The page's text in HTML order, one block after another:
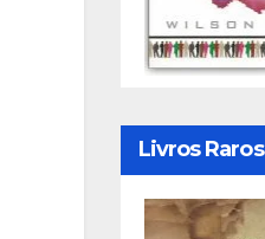
Livros Raros